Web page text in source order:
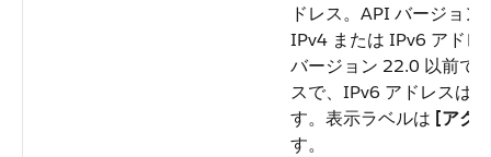
ドレス。API バージョ
IPv4 または IPv6 アドレ
バージョン 22.0 以前で
スで、IPv6 アドレスは
す。表示ラベルは [アク
す。